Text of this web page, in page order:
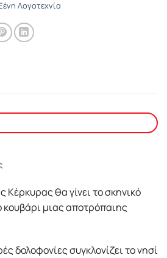
Λογοτεχνία
Κέρκυρας θα γίνει το σκηνικό
κουβάρι μιας αποτρόπαιης
δολοφονίες συγκλονίζει το νησί